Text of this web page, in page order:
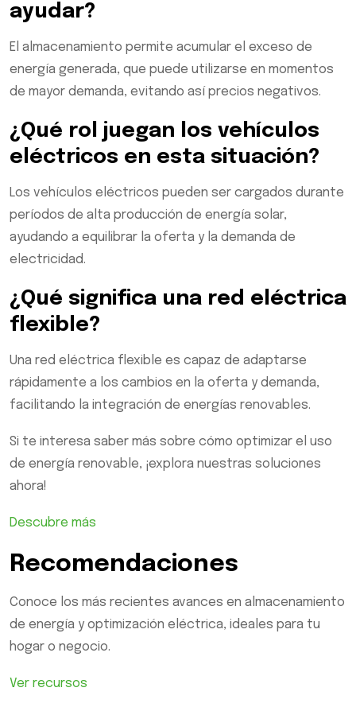
ayudar?
El almacenamiento permite acumular el exceso de
energía generada, que puede utilizarse en momentos
de mayor demanda, evitando así precios negativos.
¿Qué rol juegan los vehículos
eléctricos en esta situación?
Los vehículos eléctricos pueden ser cargados durante
períodos de alta producción de energía solar,
ayudando a equilibrar la oferta y la demanda de
electricidad.
¿Qué significa una red eléctrica
flexible?
Una red eléctrica flexible es capaz de adaptarse
rápidamente a los cambios en la oferta y demanda,
facilitando la integración de energías renovables.
Si te interesa saber más sobre cómo optimizar el uso
de energía renovable, ¡explora nuestras soluciones
ahora!
Descubre más
Recomendaciones
Conoce los más recientes avances en almacenamiento
de energía y optimización eléctrica, ideales para tu
hogar o negocio.
Ver recursos